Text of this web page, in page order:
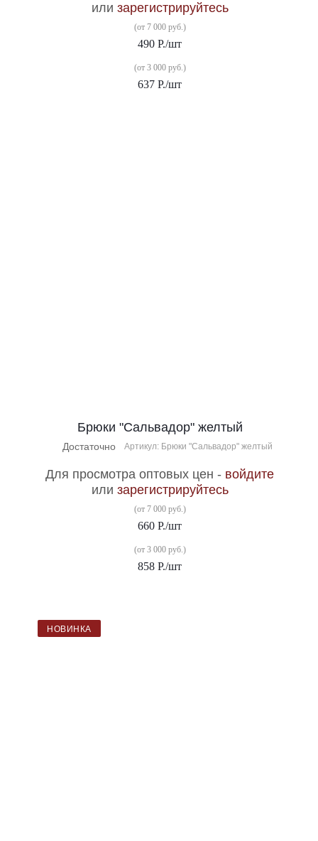
или зарегистрируйтесь
(от 7 000 руб.)
490 Р./шт
(от 3 000 руб.)
637 Р./шт
Брюки "Сальвадор" желтый
Достаточно Артикул: Брюки "Сальвадор" желтый
Для просмотра оптовых цен - войдите
или зарегистрируйтесь
(от 7 000 руб.)
660 Р./шт
(от 3 000 руб.)
858 Р./шт
НОВИНКА